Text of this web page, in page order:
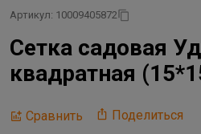
Артикул: 10009405872
Сетка садовая
квадратная
Сравнить Поделиться